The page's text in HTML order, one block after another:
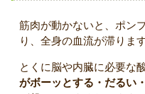
筋肉が動かないと、ポン
り、全身の血流が滞ります
とくに脳や内臓に必要な
がボーッとする・だるい